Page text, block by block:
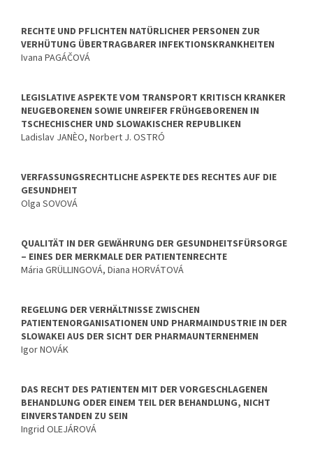
RECHTE UND PFLICHTEN NATÜRLICHER PERSONEN ZUR
VERHÜTUNG ÜBERTRAGBARER INFEKTIONSKRANKHEITEN
Ivana PAGÁČOVÁ
LEGISLATIVE ASPEKTE VOM TRANSPORT KRITISCH KRANKER
NEUGEBORENEN SOWIE UNREIFER FRÜHGEBORENEN IN
TSCHECHISCHER UND SLOWAKISCHER REPUBLIKEN
Ladislav JANÈO, Norbert J. OSTRÓ
VERFASSUNGSRECHTLICHE ASPEKTE DES RECHTES AUF DIE
GESUNDHEIT
Olga SOVOVÁ
QUALITÄT IN DER GEWÄHRUNG DER GESUNDHEITSFÜRSORGE
– EINES DER MERKMALE DER PATIENTENRECHTE
Mária GRÜLLINGOVÁ, Diana HORVÁTOVÁ
REGELUNG DER VERHÄLTNISSE ZWISCHEN
PATIENTENORGANISATIONEN UND PHARMAINDUSTRIE IN DER
SLOWAKEI AUS DER SICHT DER PHARMAUNTERNEHMEN
Igor NOVÁK
DAS RECHT DES PATIENTEN MIT DER VORGESCHLAGENEN
BEHANDLUNG ODER EINEM TEIL DER BEHANDLUNG, NICHT
EINVERSTANDEN ZU SEIN
Ingrid OLEJÁROVÁ